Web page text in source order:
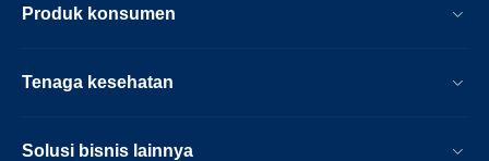
Produk konsumen
Tenaga kesehatan
Solusi bisnis lainnya